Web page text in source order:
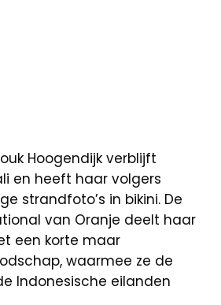
Hoogendijk verblijft
en heeft haar volgers
strandfoto’s in bikini. De
van Oranje deelt haar
een korte maar
waarmee ze de
Indonesische eilanden